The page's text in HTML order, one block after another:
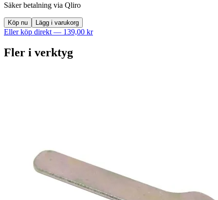
Säker betalning via Qliro
Köp nu Lägg i varukorg
Eller köp direkt — 139,00 kr
Fler i verktyg